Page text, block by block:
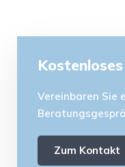
Vereinbaren Sie
Zum Kontakt